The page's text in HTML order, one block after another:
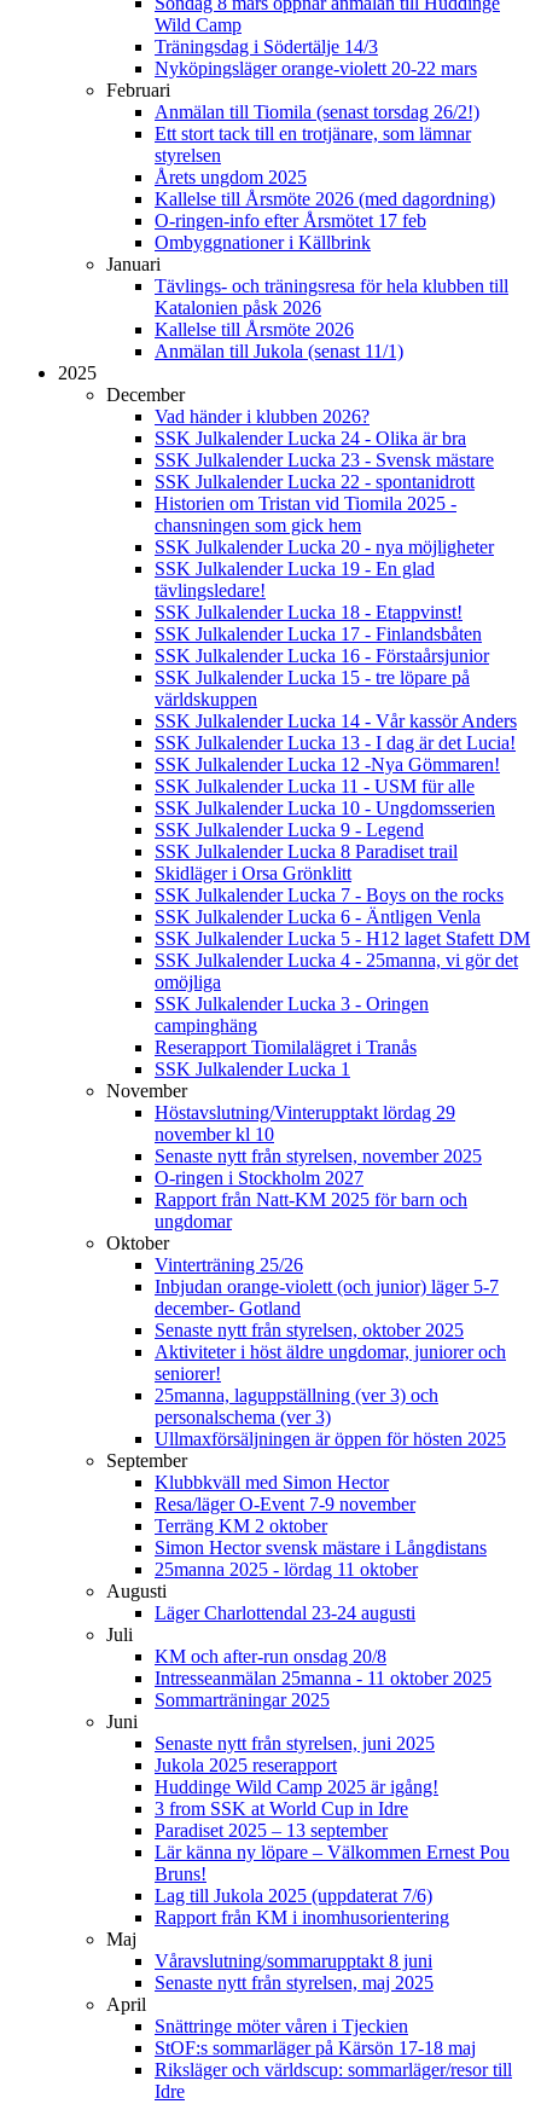
Wild Camp
Träningsdag i Södertälje 14/3
Nyköpingsläger orange-violett 20-22 mars
Februari
Anmälan till Tiomila (senast torsdag 26/2!)
Ett stort tack till en trotjänare, som lämnar
styrelsen
Årets ungdom 2025
Kallelse till Årsmöte 2026 (med dagordning)
O-ringen-info efter Årsmötet 17 feb
Ombyggnationer i Källbrink
Januari
Tävlings- och träningsresa för hela klubben till
Katalonien påsk 2026
Kallelse till Årsmöte 2026
Anmälan till Jukola (senast 11/1)
2025
December
Vad händer i klubben 2026?
SSK Julkalender Lucka 24 - Olika är bra
SSK Julkalender Lucka 23 - Svensk mästare
SSK Julkalender Lucka 22 - spontanidrott
Historien om Tristan vid Tiomila 2025 -
chansningen som gick hem
SSK Julkalender Lucka 20 - nya möjligheter
SSK Julkalender Lucka 19 - En glad
tävlingsledare!
SSK Julkalender Lucka 18 - Etappvinst!
SSK Julkalender Lucka 17 - Finlandsbåten
SSK Julkalender Lucka 16 - Förstaårsjunior
SSK Julkalender Lucka 15 - tre löpare på
världskuppen
SSK Julkalender Lucka 14 - Vår kassör Anders
SSK Julkalender Lucka 13 - I dag är det Lucia!
SSK Julkalender Lucka 12 -Nya Gömmaren!
SSK Julkalender Lucka 11 - USM für alle
SSK Julkalender Lucka 10 - Ungdomsserien
SSK Julkalender Lucka 9 - Legend
SSK Julkalender Lucka 8 Paradiset trail
Skidläger i Orsa Grönklitt
SSK Julkalender Lucka 7 - Boys on the rocks
SSK Julkalender Lucka 6 - Äntligen Venla
SSK Julkalender Lucka 5 - H12 laget Stafett DM
SSK Julkalender Lucka 4 - 25manna, vi gör det
omöjliga
SSK Julkalender Lucka 3 - Oringen
campinghäng
Reserapport Tiomilalägret i Tranås
SSK Julkalender Lucka 1
November
Höstavslutning/Vinterupptakt lördag 29
november kl 10
Senaste nytt från styrelsen, november 2025
O-ringen i Stockholm 2027
Rapport från Natt-KM 2025 för barn och
ungdomar
Oktober
Vinterträning 25/26
Inbjudan orange-violett (och junior) läger 5-7
december- Gotland
Senaste nytt från styrelsen, oktober 2025
Aktiviteter i höst äldre ungdomar, juniorer och
seniorer!
25manna, laguppställning (ver 3) och
personalschema (ver 3)
Ullmaxförsäljningen är öppen för hösten 2025
September
Klubbkväll med Simon Hector
Resa/läger O-Event 7-9 november
Terräng KM 2 oktober
Simon Hector svensk mästare i Långdistans
25manna 2025 - lördag 11 oktober
Augusti
Läger Charlottendal 23-24 augusti
Juli
KM och after-run onsdag 20/8
Intresseanmälan 25manna - 11 oktober 2025
Sommarträningar 2025
Juni
Senaste nytt från styrelsen, juni 2025
Jukola 2025 reserapport
Huddinge Wild Camp 2025 är igång!
3 from SSK at World Cup in Idre
Paradiset 2025 – 13 september
Lär känna ny löpare – Välkommen Ernest Pou
Bruns!
Lag till Jukola 2025 (uppdaterat 7/6)
Rapport från KM i inomhusorientering
Maj
Våravslutning/sommarupptakt 8 juni
Senaste nytt från styrelsen, maj 2025
April
Snättringe möter våren i Tjeckien
StOF:s sommarläger på Kärsön 17-18 maj
Riksläger och världscup: sommarläger/resor till
Idre